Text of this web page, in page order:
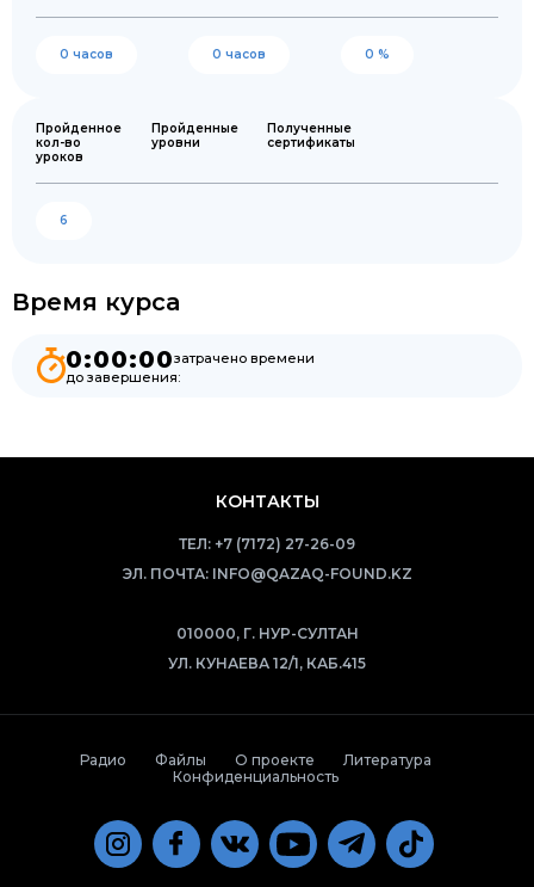
0 часов 0 часов 0 %
Пройденное
кол-во
уроков
Пройденные
уровни
Полученные
сертификаты
6
Время курса
0:00:00затрачено времени
до завершения:
КОНТАКТЫ
ТЕЛ: +7 (7172) 27-26-09
ЭЛ. ПОЧТА: INFO@QAZAQ-FOUND.KZ
010000, Г. НУР-СУЛТАН
УЛ. КУНАЕВА 12/1, КАБ.415
Радио Файлы О проекте
Литература
Конфиденциальность